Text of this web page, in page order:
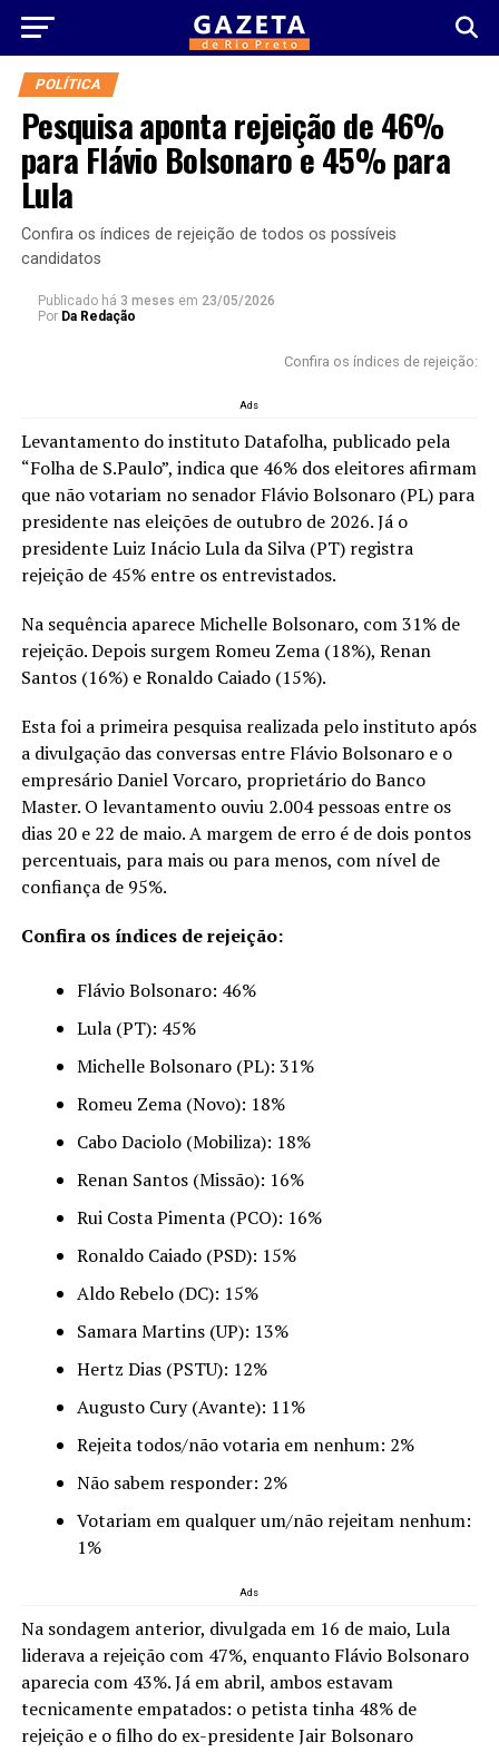
POLÍTICA
Pesquisa aponta rejeição de 46%
para Flávio Bolsonaro e 45% para
Lula
Confira os índices de rejeição de todos os possíveis
candidatos
Publicado há 3 meses em 23/05/2026
Por Da Redação
Confira os índices de rejeição:
Ads
Levantamento do instituto Datafolha, publicado pela
“Folha de S.Paulo”, indica que 46% dos eleitores afirmam
que não votariam no senador Flávio Bolsonaro (PL) para
presidente nas eleições de outubro de 2026. Já o
presidente Luiz Inácio Lula da Silva (PT) registra
rejeição de 45% entre os entrevistados.
Na sequência aparece Michelle Bolsonaro, com 31% de
rejeição. Depois surgem Romeu Zema (18%), Renan
Santos (16%) e Ronaldo Caiado (15%).
Esta foi a primeira pesquisa realizada pelo instituto após
a divulgação das conversas entre Flávio Bolsonaro e o
empresário Daniel Vorcaro, proprietário do Banco
Master. O levantamento ouviu 2.004 pessoas entre os
dias 20 e 22 de maio. A margem de erro é de dois pontos
percentuais, para mais ou para menos, com nível de
confiança de 95%.
Confira os índices de rejeição:
Flávio Bolsonaro: 46%
Lula (PT): 45%
Michelle Bolsonaro (PL): 31%
Romeu Zema (Novo): 18%
Cabo Daciolo (Mobiliza): 18%
Renan Santos (Missão): 16%
Rui Costa Pimenta (PCO): 16%
Ronaldo Caiado (PSD): 15%
Aldo Rebelo (DC): 15%
Samara Martins (UP): 13%
Hertz Dias (PSTU): 12%
Augusto Cury (Avante): 11%
Rejeita todos/não votaria em nenhum: 2%
Não sabem responder: 2%
Votariam em qualquer um/não rejeitam nenhum:
1%
Ads
Na sondagem anterior, divulgada em 16 de maio, Lula
liderava a rejeição com 47%, enquanto Flávio Bolsonaro
aparecia com 43%. Já em abril, ambos estavam
tecnicamente empatados: o petista tinha 48% de
rejeição e o filho do ex-presidente Jair Bolsonaro